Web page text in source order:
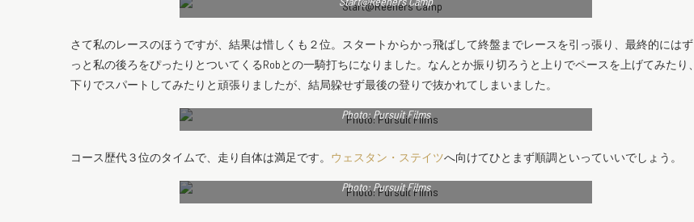
さて私のレースのほうですが、結果は惜しくも２位。スタートからかっ飛ばして終盤までレースを引っ張り、最終的にはず
っと私の後ろをぴったりとついてくるRobとの一騎打ちになりました。なんとか振り切ろうと上りでペースを上げてみたり、
下りでスパートしてみたりと頑張りましたが、結局躱せず最後の登りで抜かれてしまいました。
Photo: Pursuit Films
コース歴代３位のタイムで、走り自体は満足です。 ウェスタン・ステイツへ向けてひとまず順調といっていいでしょう。
Photo: Pursuit Films